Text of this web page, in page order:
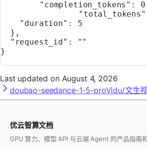
  	"completion_tokens"
: 0
		"total_tokens"
    "duration"
: 5
  },
  "request_id"
:
""
}
Last updated on August 4, 2026
doubao-seedance-1-5-proVidu/文生
优云智算文档
GPU 算力、模型 API 与云端 Agent 的产品指南和